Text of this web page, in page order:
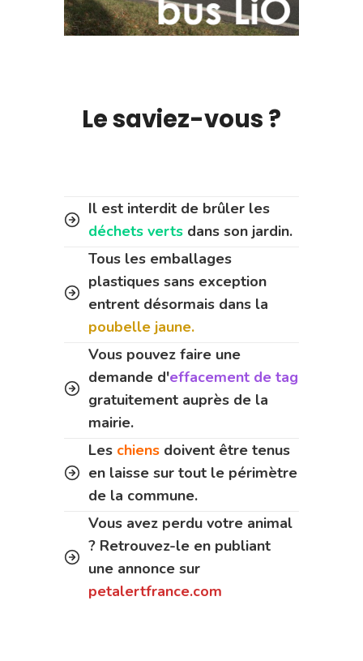
Le saviez-vous ?
Il est interdit de brûler les
déchets verts dans son jardin.
Tous les emballages
plastiques sans exception
entrent désormais dans la
poubelle jaune.
Vous pouvez faire une
demande d'effacement de tag
gratuitement auprès de la
mairie.
Les chiens doivent être tenus
en laisse sur tout le périmètre
de la commune.
Vous avez perdu votre animal
? Retrouvez-le en publiant
une annonce sur
petalertfrance.com